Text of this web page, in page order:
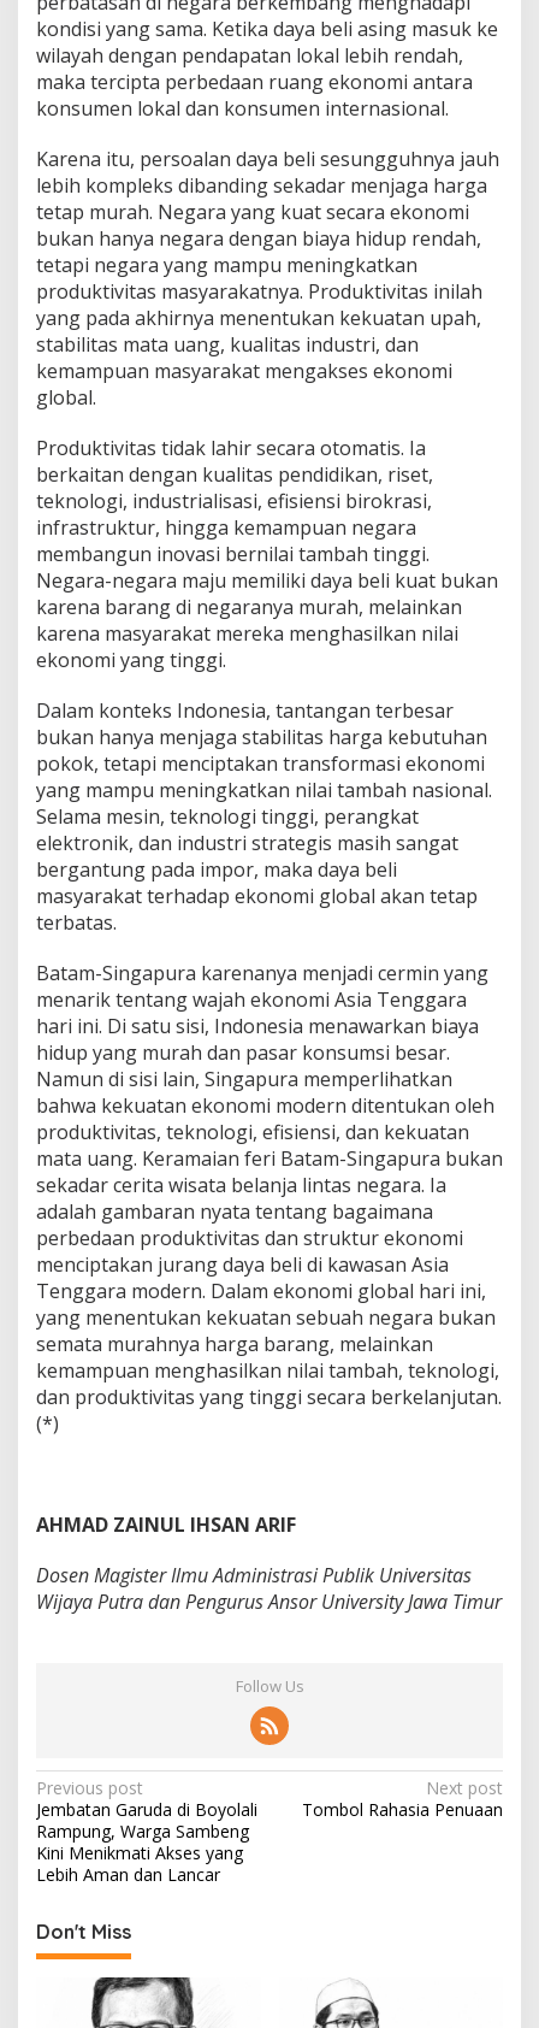
kondisi yang sama. Ketika daya beli asing masuk ke
wilayah dengan pendapatan lokal lebih rendah,
maka tercipta perbedaan ruang ekonomi antara
konsumen lokal dan konsumen internasional.
Karena itu, persoalan daya beli sesungguhnya jauh
lebih kompleks dibanding sekadar menjaga harga
tetap murah. Negara yang kuat secara ekonomi
bukan hanya negara dengan biaya hidup rendah,
tetapi negara yang mampu meningkatkan
produktivitas masyarakatnya. Produktivitas inilah
yang pada akhirnya menentukan kekuatan upah,
stabilitas mata uang, kualitas industri, dan
kemampuan masyarakat mengakses ekonomi
global.
Produktivitas tidak lahir secara otomatis. Ia
berkaitan dengan kualitas pendidikan, riset,
teknologi, industrialisasi, efisiensi birokrasi,
infrastruktur, hingga kemampuan negara
membangun inovasi bernilai tambah tinggi.
Negara-negara maju memiliki daya beli kuat bukan
karena barang di negaranya murah, melainkan
karena masyarakat mereka menghasilkan nilai
ekonomi yang tinggi.
Dalam konteks Indonesia, tantangan terbesar
bukan hanya menjaga stabilitas harga kebutuhan
pokok, tetapi menciptakan transformasi ekonomi
yang mampu meningkatkan nilai tambah nasional.
Selama mesin, teknologi tinggi, perangkat
elektronik, dan industri strategis masih sangat
bergantung pada impor, maka daya beli
masyarakat terhadap ekonomi global akan tetap
terbatas.
Batam-Singapura karenanya menjadi cermin yang
menarik tentang wajah ekonomi Asia Tenggara
hari ini. Di satu sisi, Indonesia menawarkan biaya
hidup yang murah dan pasar konsumsi besar.
Namun di sisi lain, Singapura memperlihatkan
bahwa kekuatan ekonomi modern ditentukan oleh
produktivitas, teknologi, efisiensi, dan kekuatan
mata uang. Keramaian feri Batam-Singapura bukan
sekadar cerita wisata belanja lintas negara. Ia
adalah gambaran nyata tentang bagaimana
perbedaan produktivitas dan struktur ekonomi
menciptakan jurang daya beli di kawasan Asia
Tenggara modern. Dalam ekonomi global hari ini,
yang menentukan kekuatan sebuah negara bukan
semata murahnya harga barang, melainkan
kemampuan menghasilkan nilai tambah, teknologi,
dan produktivitas yang tinggi secara berkelanjutan.
(*)
AHMAD ZAINUL IHSAN ARIF
Dosen Magister Ilmu Administrasi Publik Universitas
Wijaya Putra dan Pengurus Ansor University Jawa Timur
Follow Us
P
o
s
n
a
Previous post
Jembatan Garuda di Boyolali
Rampung, Warga Sambeng
Kini Menikmati Akses yang
Lebih Aman dan Lancar
Next post
Tombol Rahasia Penuaan
Don't Miss